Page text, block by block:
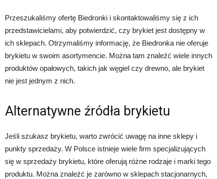
Przeszukaliśmy ofertę Biedronki i skontaktowaliśmy się z ich
przedstawicielami, aby potwierdzić, czy brykiet jest dostępny w
ich sklepach. Otrzymaliśmy informację, że Biedronka nie oferuje
brykietu w swoim asortymencie. Można tam znaleźć wiele innych
produktów opałowych, takich jak węgiel czy drewno, ale brykiet
nie jest jednym z nich.
Alternatywne źródła brykietu
Jeśli szukasz brykietu, warto zwrócić uwagę na inne sklepy i
punkty sprzedaży. W Polsce istnieje wiele firm specjalizujących
się w sprzedaży brykietu, które oferują różne rodzaje i marki tego
produktu. Można znaleźć je zarówno w sklepach stacjonarnych,